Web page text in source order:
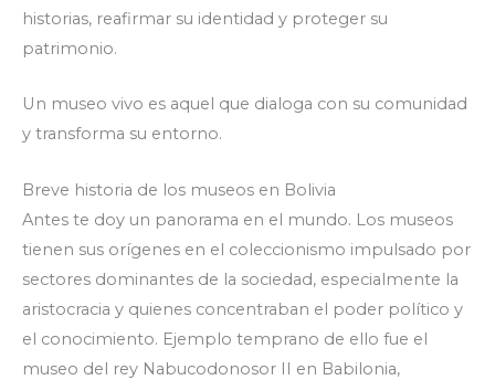
historias, reafirmar su identidad y proteger su
patrimonio.
Un museo vivo es aquel que dialoga con su comunidad
y transforma su entorno.
Breve historia de los museos en Bolivia
Antes te doy un panorama en el mundo. Los museos
tienen sus orígenes en el coleccionismo impulsado por
sectores dominantes de la sociedad, especialmente la
aristocracia y quienes concentraban el poder político y
el conocimiento. Ejemplo temprano de ello fue el
museo del rey Nabucodonosor II en Babilonia,